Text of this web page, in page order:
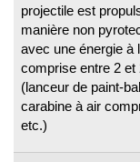
projectile est
manière non
avec une énergie à
comprise entre 2 et
(lanceur de paint-
carabine à air
etc.)